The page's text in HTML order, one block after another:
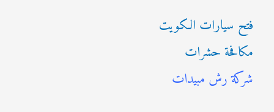
ح
ث
ع
فتح سيارات الكويت
مكافحة حشرات
شركة رش مبيدات